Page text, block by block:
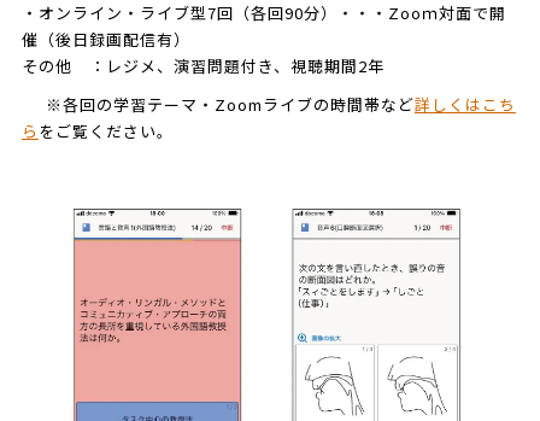
・オンライン・ライブ型7回（各回90分）・・・Zooｍ対面で開
催（後日録画配信有）
その他 ：レジメ、演習問題付き、視聴期間2年
※各回の学習テーマ・Zoomライブの時間帯など詳しくはこち
ら をご覧ください。